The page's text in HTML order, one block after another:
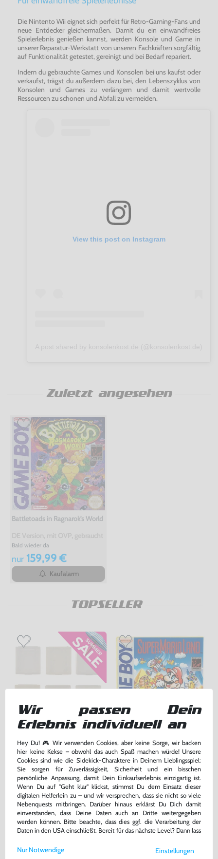
Die Nintento Wii eignet sich perfekt für Retro-Gaming-Fans und
neue Entdecker gleichermaßen. Damit du ein einwandfreies
Spielerlebnis genießen kannst, werden Konsole und Game in
unserer Reparatur-Werkstatt von unseren Fachkräften sorgfältig
auf Funktionalität getestet, gereinigt und bei Bedarf repariert.
Indem du gebrauchte Games und Konsolen bei uns kaufst oder
verkaufst, trägst du außerdem dazu bei, den Lebenszyklus von
Konsolen und Games zu verlängern und damit wertvolle
Ressourcen zu schonen und Abfall zu vermeiden.
View this post on Instagram
Zuletzt angesehen
Battletoads in Ragnarok's World
Bald wieder da
nur159,99 €
Kaufalarm
TOPSELLER
Hüllen für Module
gebraucht
-10% bisher 12,99 €
jetzt nur11,69 €
Warenkorb
Modul, gebraucht
nur47,99 €
Warenkorb
Wir passen Dein
Erlebnis individuell an
Hey Du! 🎮 Wir verwenden Cookies, aber keine Sorge, wir backen
hier keine Kekse – obwohl das auch Spaß machen würde! Unsere
Cookies sind wie die Sidekick-Charaktere in Deinem Lieblingsspiel:
Sie sorgen für Zuverlässigkeit, Sicherheit und ein bisschen
persönliche Anpassung, damit Dein Einkaufserlebnis einzigartig ist.
Wenn Du auf "Geht klar" klickst, stimmst Du dem Einsatz dieser
digitalen Helferlein zu – und wir versprechen, dass sie nicht so viele
Nebenquests mitbringen. Darüber hinaus erklärst Du Dich damit
einverstanden, dass Deine Daten auch an Dritte weitergegeben
werden können. Bitte beachte, dass dies ggf. die Verarbeitung der
Daten in den USA einschließt. Bereit für das nächste Level? Dann lass
Weitere Informationen zu den von uns verwendeten Cookies und
Einstellungen
Nur Notwendige